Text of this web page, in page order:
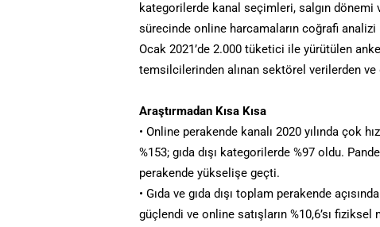
kategorilerde kanal seçimleri, salgın dönemi
sürecinde online harcamaların coğrafi analizi
Ocak 2021’de 2.000 tüketici ile yürütülen
temsilcilerinden alınan sektörel verilerden ve
Araştırmadan Kısa Kısa
• Online perakende kanalı 2020 yılında çok
%153; gıda dışı kategorilerde %97 oldu.
perakende yükselişe geçti.
• Gıda ve gıda dışı toplam perakende
güçlendi ve online satışların %10,6’sı